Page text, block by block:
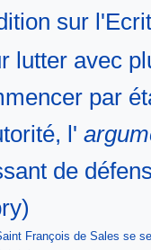
sur
lutter avec
par
l'
de
François de Sales se